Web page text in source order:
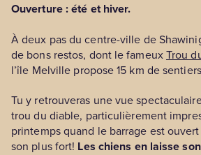
Ouverture : été et hiver.
À deux pas du centre-ville de
de bons restos, dont le fameuxTrou
l’île Melville propose 15 km de
Tu y retrouveras une vue
trou du diable, particulièrement
printemps quand le barrage est
son plus fort! Les chiens en laisse